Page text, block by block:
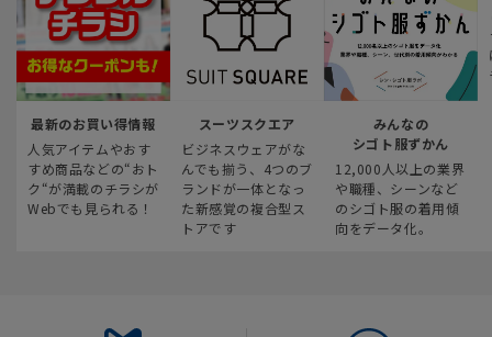
最新のお買い得情報
人気アイテムやおす
すめ商品などの“おト
ク“が満載のチラシが
Webでも見られる！
スーツスクエア
ビジネスウェアがな
んでも揃う、4つのブ
ランドが一体となっ
た新感覚の複合型ス
トアです
みんなの
シゴト服ずかん
12,000人以上の業界
や職種、シーンなど
のシゴト服の着用傾
向をデータ化。